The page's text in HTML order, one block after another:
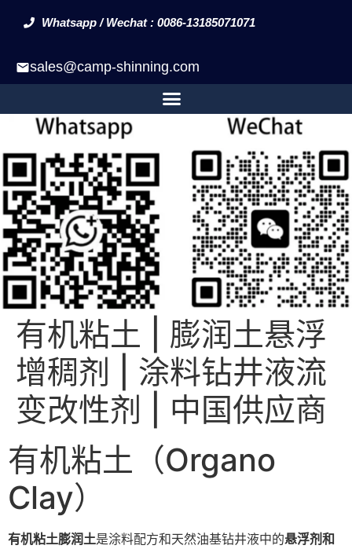
Whatsapp / Wechat : 0086-13185071071
sales@camp-shinning.com
有机粘土 | 膨润土悬浮
增稠剂 | 涂料钻井液流
变改性剂 | 中国供应商
有机粘土（Organo
Clay）
有机粘土膨润土是涂料配方和天然油基钻井液中的悬浮剂和